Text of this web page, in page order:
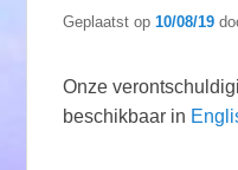
Geplaatst op10/08/19
Onze
beschikbaar in